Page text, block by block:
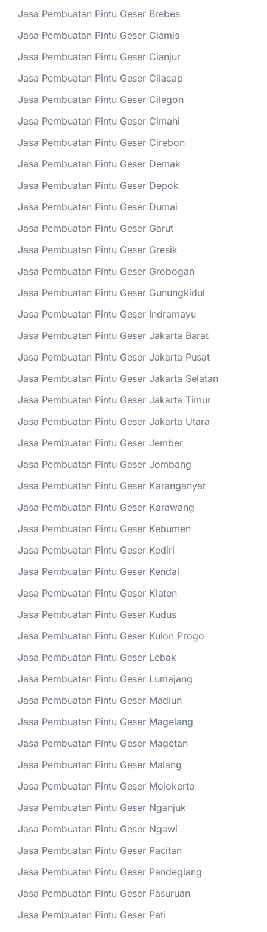
Jasa Pembuatan Pintu Geser Brebes
Jasa Pembuatan Pintu Geser Ciamis
Jasa Pembuatan Pintu Geser Cianjur
Jasa Pembuatan Pintu Geser Cilacap
Jasa Pembuatan Pintu Geser Cilegon
Jasa Pembuatan Pintu Geser Cimahi
Jasa Pembuatan Pintu Geser Cirebon
Jasa Pembuatan Pintu Geser Demak
Jasa Pembuatan Pintu Geser Depok
Jasa Pembuatan Pintu Geser Dumai
Jasa Pembuatan Pintu Geser Garut
Jasa Pembuatan Pintu Geser Gresik
Jasa Pembuatan Pintu Geser Grobogan
Jasa Pembuatan Pintu Geser Gunungkidul
Jasa Pembuatan Pintu Geser Indramayu
Jasa Pembuatan Pintu Geser Jakarta Barat
Jasa Pembuatan Pintu Geser Jakarta Pusat
Jasa Pembuatan Pintu Geser Jakarta Selatan
Jasa Pembuatan Pintu Geser Jakarta Timur
Jasa Pembuatan Pintu Geser Jakarta Utara
Jasa Pembuatan Pintu Geser Jember
Jasa Pembuatan Pintu Geser Jombang
Jasa Pembuatan Pintu Geser Karanganyar
Jasa Pembuatan Pintu Geser Karawang
Jasa Pembuatan Pintu Geser Kebumen
Jasa Pembuatan Pintu Geser Kediri
Jasa Pembuatan Pintu Geser Kendal
Jasa Pembuatan Pintu Geser Klaten
Jasa Pembuatan Pintu Geser Kudus
Jasa Pembuatan Pintu Geser Kulon Progo
Jasa Pembuatan Pintu Geser Lebak
Jasa Pembuatan Pintu Geser Lumajang
Jasa Pembuatan Pintu Geser Madiun
Jasa Pembuatan Pintu Geser Magelang
Jasa Pembuatan Pintu Geser Magetan
Jasa Pembuatan Pintu Geser Malang
Jasa Pembuatan Pintu Geser Mojokerto
Jasa Pembuatan Pintu Geser Nganjuk
Jasa Pembuatan Pintu Geser Ngawi
Jasa Pembuatan Pintu Geser Pacitan
Jasa Pembuatan Pintu Geser Pandeglang
Jasa Pembuatan Pintu Geser Pasuruan
Jasa Pembuatan Pintu Geser Pati